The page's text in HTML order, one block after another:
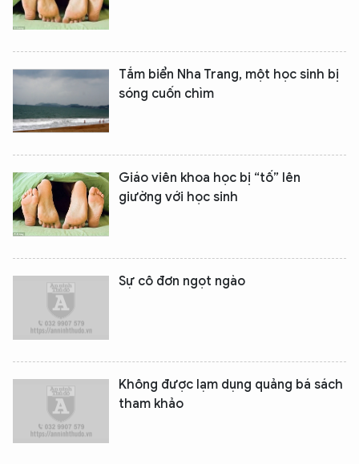
Tắm biển Nha Trang, một học sinh bị
sóng cuốn chìm
Giáo viên khoa học bị “tố” lên
giường với học sinh
Sự cô đơn ngọt ngào
Không được lạm dụng quảng bá sách
tham khảo